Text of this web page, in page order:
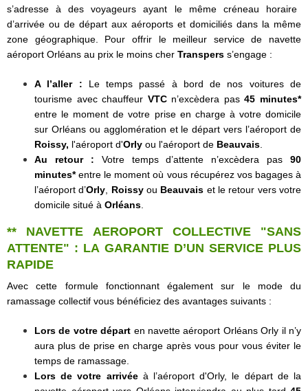
s’adresse à des voyageurs ayant le même créneau horaire
d’arrivée ou de départ aux aéroports et domiciliés dans la même
zone géographique. Pour offrir le meilleur service de navette
aéroport Orléans au prix le moins cher Transpers s’engage :
A l’aller : Le temps passé à bord de nos voitures de
tourisme avec chauffeur VTCn’excèdera pas45 minutes*
entre le moment de votre prise en charge à votre domicile
sur Orléans ou agglomération et le départ vers l’aéroport de
Roissy, l'aéroport d'Orly ou l'aéroport de Beauvais
Au retour : Votre temps d’attente n’excèdera pas 90
minutes*entre le moment où vous récupérez vos bagages à
l’aéroport d’Orly Roissyou Beauvais et le retour vers votre
domicile situé à Orléans
** NAVETTE AEROPORTCOLLECTIVE "SANS
ATTENTE" : LA GARANTIE D’UN SERVICE PLUS
RAPIDE
Avec cette formule fonctionnant également sur le mode du
ramassage collectif vous bénéficiez des avantages suivants :
Lors de votre départ en navette aéroport OrléansOrly il n’y
aura plus de prise en charge après vous pour vous éviter le
temps de ramassage.
Lors de votre arrivéeà l’aéroport d'Orly, le départ de la